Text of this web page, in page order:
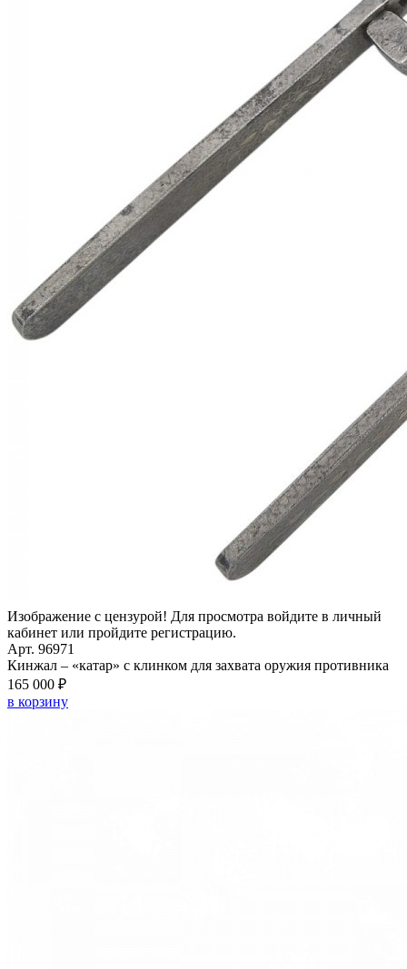
Изображение с цензурой! Для просмотра войдите в личный
кабинет или пройдите регистрацию.
Арт. 96971
Кинжал – «катар» с клинком для захвата оружия противника
165 000 ₽
в корзину